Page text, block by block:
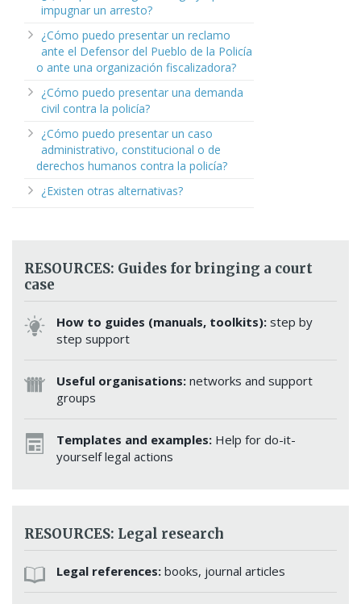
impugnar un arresto?
¿Cómo puedo presentar un reclamo
ante el Defensor del Pueblo de la Policía
o ante una organización fiscalizadora?
¿Cómo puedo presentar una demanda
civil contra la policía?
¿Cómo puedo presentar un caso
administrativo, constitucional o de
derechos humanos contra la policía?
¿Existen otras alternativas?
RESOURCES: Guides for bringing a court
case
How to guides (manuals, toolkits): step by
step support
Useful organisations: networks and support
groups
Templates and examples: Help for do-it-
yourself legal actions
RESOURCES: Legal research
Legal references: books, journal articles